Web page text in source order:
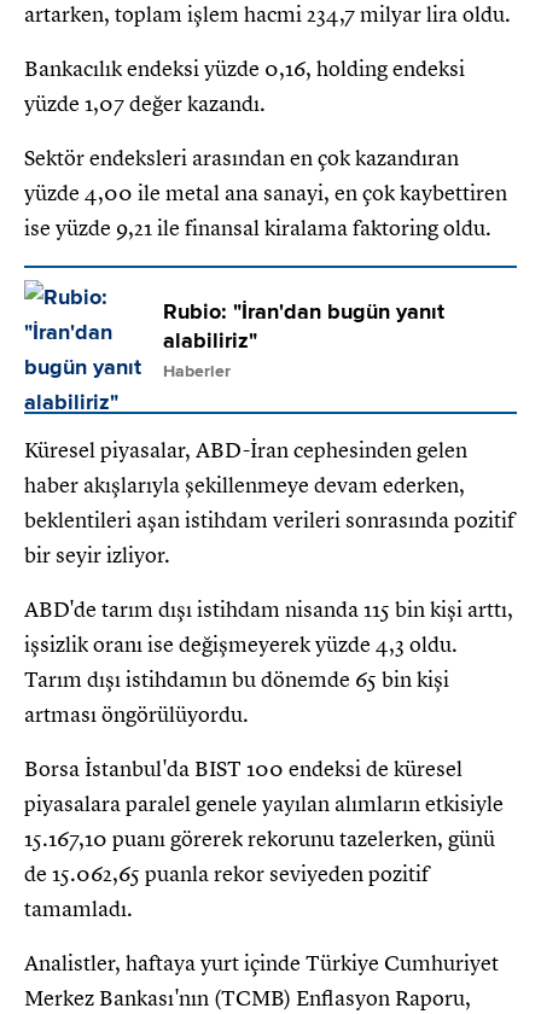
artarken, toplam işlem hacmi 234,7 milyar lira oldu.
Bankacılık endeksi yüzde 0,16, holding endeksi
yüzde 1,07 değer kazandı.
Sektör endeksleri arasından en çok kazandıran
yüzde 4,00 ile metal ana sanayi, en çok kaybettiren
ise yüzde 9,21 ile finansal kiralama faktoring oldu.
Rubio: "İran'dan bugün yanıt
alabiliriz"
Haberler
Küresel piyasalar, ABD-İran cephesinden gelen
haber akışlarıyla şekillenmeye devam ederken,
beklentileri aşan istihdam verileri sonrasında pozitif
bir seyir izliyor.
ABD'de tarım dışı istihdam nisanda 115 bin kişi arttı,
işsizlik oranı ise değişmeyerek yüzde 4,3 oldu.
Tarım dışı istihdamın bu dönemde 65 bin kişi
artması öngörülüyordu.
Borsa İstanbul'da BIST 100 endeksi de küresel
piyasalara paralel genele yayılan alımların etkisiyle
15.167,10 puanı görerek rekorunu tazelerken, günü
de 15.062,65 puanla rekor seviyeden pozitif
tamamladı.
Analistler, haftaya yurt içinde Türkiye Cumhuriyet
Merkez Bankası'nın (TCMB) Enflasyon Raporu,